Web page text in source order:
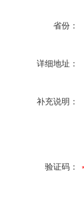
省份：
详细地址：
补充说明：
验证码：